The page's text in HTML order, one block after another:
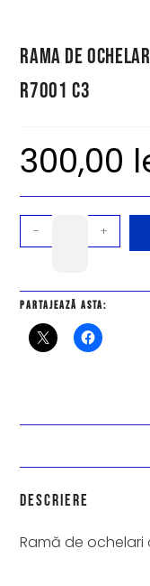
Rama de
R7001 C3
300,00
- +
Partajează asta:
Descriere
Ramă de ochelari